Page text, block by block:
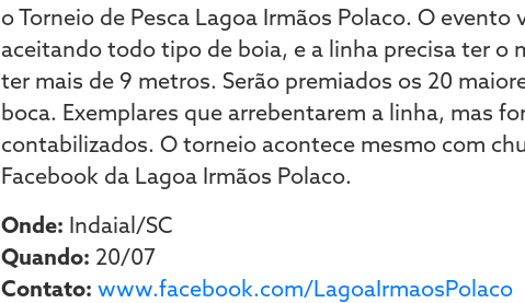
o Torneio de Pesca Lagoa Irmãos Polaco. O
aceitando todo tipo de boia, e a linha precisa ter o
ter mais de 9 metros. Serão premiados os 20
boca. Exemplares que arrebentarem a linha, mas
contabilizados. O torneio acontece mesmo com
Facebook da Lagoa Irmãos Polaco.
Onde: Indaial/SC
Quando: 20/07
Contato: www.facebook.com/LagoaIrmaosPolaco